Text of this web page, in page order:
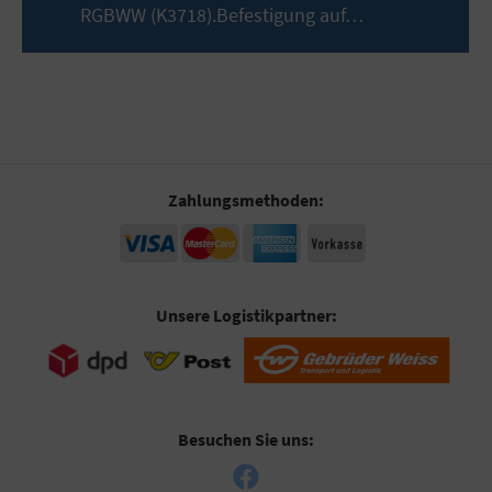
RGBWW (K3718).Befestigung auf…
Zahlungsmethoden:
Unsere Logistikpartner:
Besuchen Sie uns: